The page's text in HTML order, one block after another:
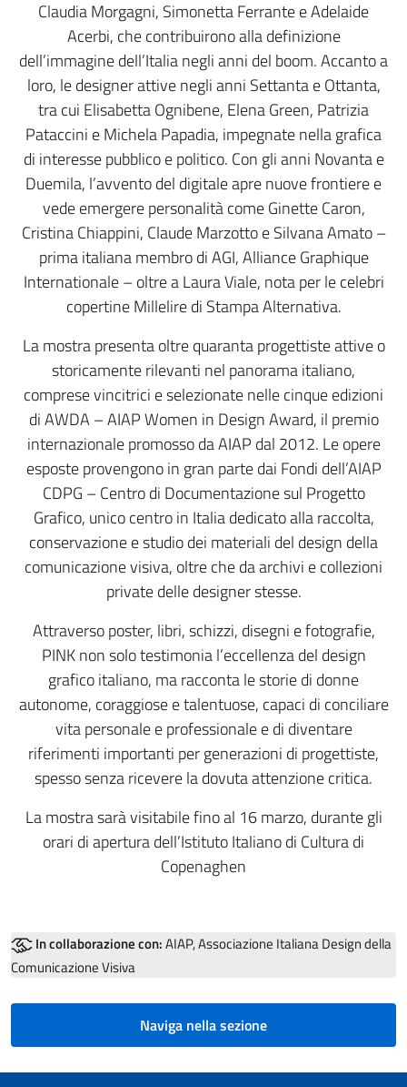
Claudia Morgagni, Simonetta Ferrante e Adelaide
Acerbi, che contribuirono alla definizione
dell’immagine dell’Italia negli anni del boom. Accanto a
loro, le designer attive negli anni Settanta e Ottanta,
tra cui Elisabetta Ognibene, Elena Green, Patrizia
Pataccini e Michela Papadia, impegnate nella grafica
di interesse pubblico e politico. Con gli anni Novanta e
Duemila, l’avvento del digitale apre nuove frontiere e
vede emergere personalità come Ginette Caron,
Cristina Chiappini, Claude Marzotto e Silvana Amato –
prima italiana membro di AGI, Alliance Graphique
Internationale – oltre a Laura Viale, nota per le celebri
copertine Millelire di Stampa Alternativa.
La mostra presenta oltre quaranta progettiste attive o
storicamente rilevanti nel panorama italiano,
comprese vincitrici e selezionate nelle cinque edizioni
di AWDA – AIAP Women in Design Award, il premio
internazionale promosso da AIAP dal 2012. Le opere
esposte provengono in gran parte dai Fondi dell’AIAP
CDPG – Centro di Documentazione sul Progetto
Grafico, unico centro in Italia dedicato alla raccolta,
conservazione e studio dei materiali del design della
comunicazione visiva, oltre che da archivi e collezioni
private delle designer stesse.
Attraverso poster, libri, schizzi, disegni e fotografie,
PINK non solo testimonia l’eccellenza del design
grafico italiano, ma racconta le storie di donne
autonome, coraggiose e talentuose, capaci di conciliare
vita personale e professionale e di diventare
riferimenti importanti per generazioni di progettiste,
spesso senza ricevere la dovuta attenzione critica.
La mostra sarà visitabile fino al 16 marzo, durante gli
orari di apertura dell’Istituto Italiano di Cultura di
Copenaghen
In collaborazione con:AIAP, Associazione Italiana Design della
Comunicazione Visiva
Naviga nella sezione